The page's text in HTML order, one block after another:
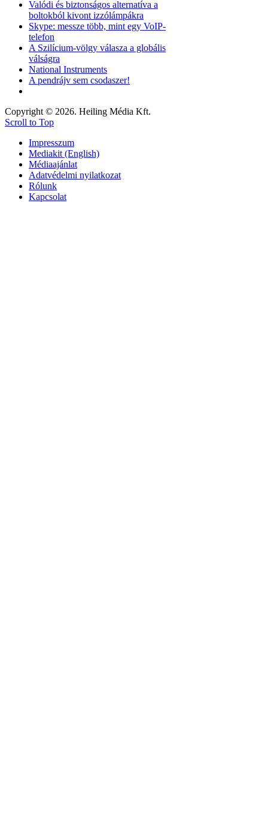
Valódi és biztonságos alternatíva a
boltokból kivont izzólámpákra
Skype: messze több, mint egy VoIP-
telefon
A Szilícium-völgy válasza a globális
válságra
National Instruments
A pendrájv sem csodaszer!
Copyright © 2026. Heiling Média Kft.
Scroll to Top
Impresszum
Mediakit (English)
Médiaajánlat
Adatvédelmi nyilatkozat
Rólunk
Kapcsolat